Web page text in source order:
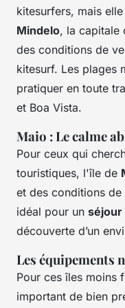
kitesurfers, mais
Mindelo, la capitale
des conditions de
kitesurf. Les plages
pratiquer en toute
et Boa Vista.
Maio : Le calme
Pour ceux qui
touristiques, l'île de
et des conditions de
idéal pour un séjour
découverte d’un
Les équipements
Pour ces îles moins
important de bien